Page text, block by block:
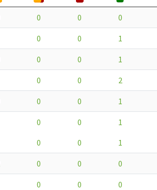
0 0 0
0 0 1
0 0 1
0 0 2
0 0 1
0 0 1
0 0 1
0 0 0
0 0 0